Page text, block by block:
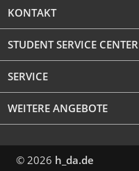
KONTAKT
STUDENT SERVICE CENTER
SERVICE
WEITERE ANGEBOTE
© 2026 h_da.de